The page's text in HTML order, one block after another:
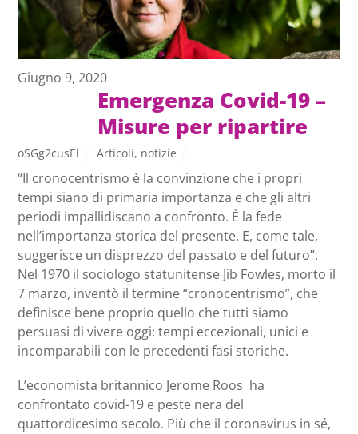
Giugno 9, 2020
Emergenza Covid-19 –
Misure per ripartire
oSGg2cusEl Articoli, notizie
“Il cronocentrismo è la convinzione che i propri
tempi siano di primaria importanza e che gli altri
periodi impallidiscano a confronto. È la fede
nell’importanza storica del presente. E, come tale,
suggerisce un disprezzo del passato e del futuro”.
Nel 1970 il sociologo statunitense Jib Fowles, morto il
7 marzo, inventò il termine “cronocentrismo”, che
definisce bene proprio quello che tutti siamo
persuasi di vivere oggi: tempi eccezionali, unici e
incomparabili con le precedenti fasi storiche.
L’economista britannico Jerome Roos ha
confrontato covid-19 e peste nera del
quattordicesimo secolo. Più che il coronavirus in sé,